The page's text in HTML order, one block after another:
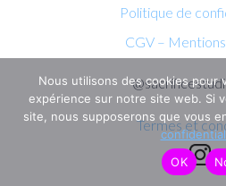
Politique de
CGV –
Termes et
Nous utilisons des cookies pour
expérience sur notre site web. Si
site, nous supposerons que vous
OK